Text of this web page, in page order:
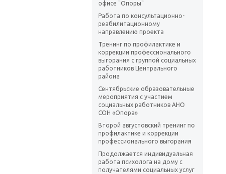
офисе "Опоры"
Работа по консультационно-
реабилитационному
направлению проекта
Тренинг по профилактике и
коррекции профессионального
выгорания с группой социальных
работников Центрального
района
Сентябрьские образовательные
мероприятия с участием
социальных работников АНО
СОН «Опора»
Второй августовский тренинг по
профилактике и коррекции
профессионального выгорания
Продолжается индивидуальная
работа психолога на дому с
получателями социальных услуг